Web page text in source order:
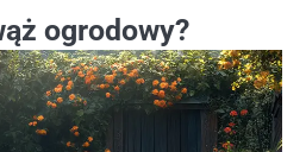
ogrodowy?